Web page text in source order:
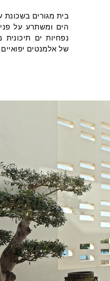
בית מגורים
הים ומשתרע על
נפחיות ים
של אלמנטים יפואיים